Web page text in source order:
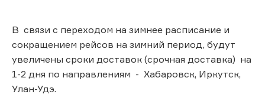
В связи с переходом на зимнее расписание и
сокращением рейсов на зимний период, будут
увеличены сроки доставок (срочная доставка) на
1-2 дня по направлениям - Хабаровск, Иркутск,
Улан-Удэ.